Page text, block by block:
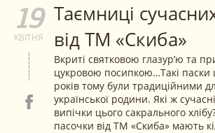
19
КВІТНЯ
​Таємниці
від ТМ «Скиба»
Вкриті святковою глазур’ю та
цукровою посипкою…Такі паски
років тому були традиційними
української родини. Які ж
випічки цього сакрального
пасочки від ТМ «Скиба» мають